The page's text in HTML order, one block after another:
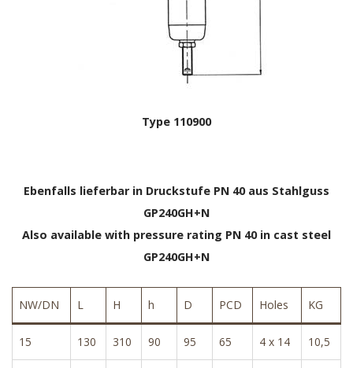
Type 110900
Ebenfalls lieferbar in Druckstufe PN 40 aus Stahlguss
GP240GH+N
Also available with pressure rating PN 40 in cast steel
GP240GH+N
NW/DN L H h D PCD Holes KG
15 130 310 90 95 65 4 x 14 10,5